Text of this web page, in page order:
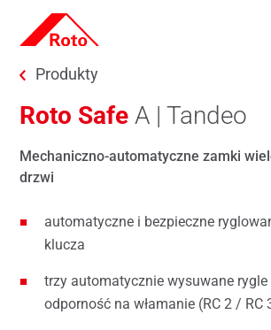
Skip to main content
You are here:
Produkty
Roto Safe A | Tandeo
Mechaniczno-automatyczne zamki
drzwi
automatyczne i bezpieczne
klucza
trzy automatycznie wysuwane
odporność na włamanie (RC 2 / RC